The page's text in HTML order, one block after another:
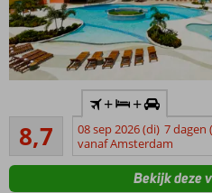
Pontjesbrug
Tip! Boek
vooraf
voordelig
een
ontbijt!
Nieuw,
modern
Marriott
8,7
Aanrader
67
beoordelingen
+ +
08 sep 2026 (di) 7 dagen
vanaf Amsterdam
Bekijk deze